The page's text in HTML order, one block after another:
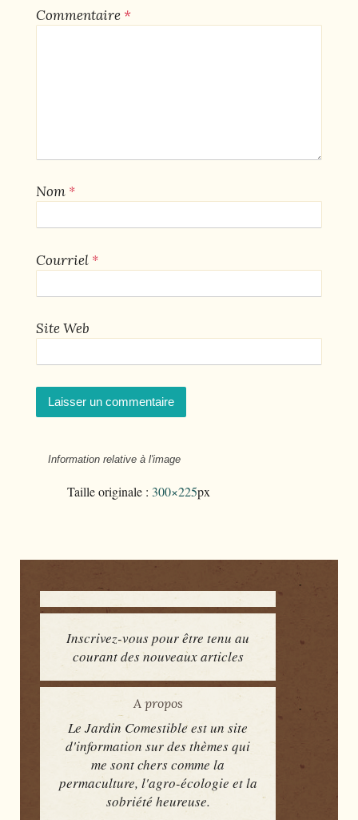
Commentaire *
Nom *
Courriel *
Site Web
Information relative à l'image
Taille originale : 300×225px
Inscrivez-vous pour être tenu au
courant des nouveaux articles
A propos
Le Jardin Comestible est un site
d'information sur des thèmes qui
me sont chers comme la
permaculture, l'agro-écologie et la
sobriété heureuse.